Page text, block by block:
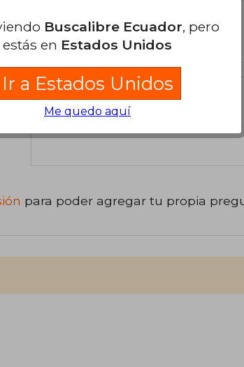
para poder agregar tu propia
Buscalibre Ecuador, pero
estás en Estados Unidos
Ir a Estados Unidos
Me quedo aquí